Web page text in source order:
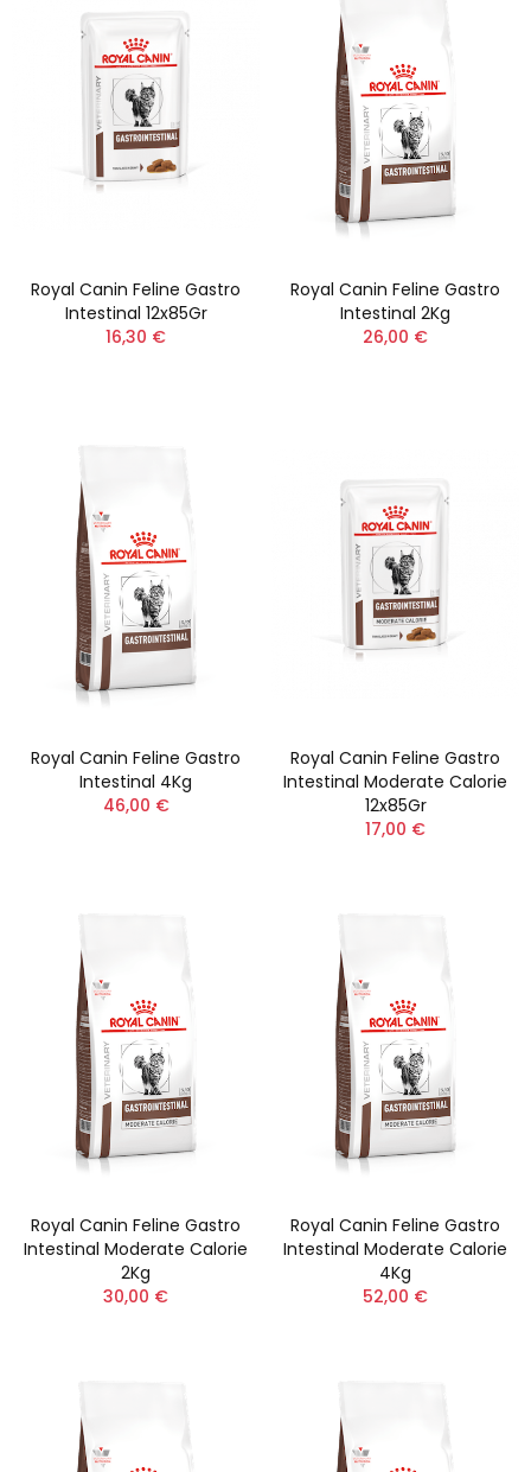
Royal Canin Feline Gastro
Intestinal 12x85Gr
16,30 €
Royal Canin Feline Gastro
Intestinal 2Kg
26,00 €
Royal Canin Feline Gastro
Intestinal 4Kg
46,00 €
Royal Canin Feline Gastro
Intestinal Moderate Calorie
12x85Gr
17,00 €
Royal Canin Feline Gastro
Intestinal Moderate Calorie
2Kg
30,00 €
Royal Canin Feline Gastro
Intestinal Moderate Calorie
4Kg
52,00 €